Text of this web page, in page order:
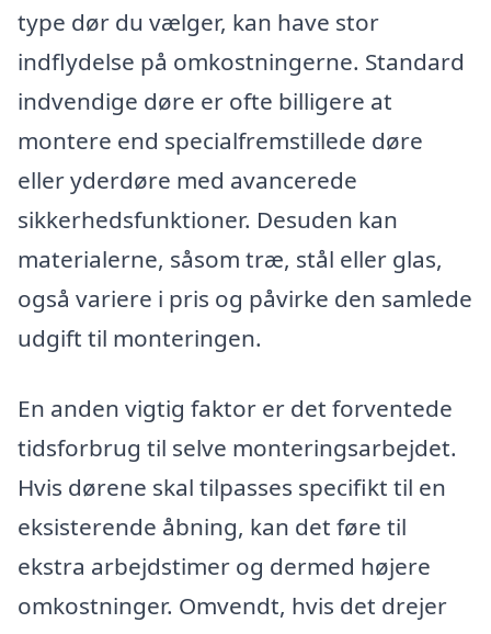
type dør du vælger, kan have stor
indflydelse på omkostningerne. Standard
indvendige døre er ofte billigere at
montere end specialfremstillede døre
eller yderdøre med avancerede
sikkerhedsfunktioner. Desuden kan
materialerne, såsom træ, stål eller glas,
også variere i pris og påvirke den samlede
udgift til monteringen.
En anden vigtig faktor er det forventede
tidsforbrug til selve monteringsarbejdet.
Hvis dørene skal tilpasses specifikt til en
eksisterende åbning, kan det føre til
ekstra arbejdstimer og dermed højere
omkostninger. Omvendt, hvis det drejer